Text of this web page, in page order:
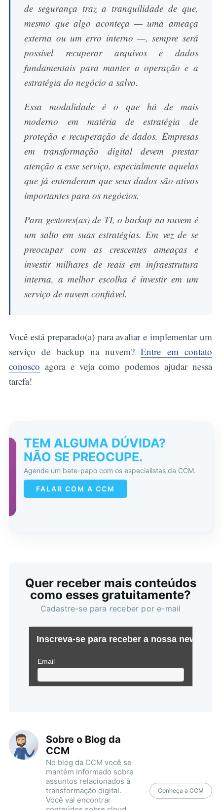
de segurança traz a tranquilidade de que,
mesmo que algo aconteça — uma ameaça
externa ou um erro interno —, sempre será
possível recuperar arquivos e dados
fundamentais para manter a operação e a
estratégia do negócio a salvo.
Essa modalidade é o que há de mais
moderno em matéria de estratégia de
proteção e recuperação de dados. Empresas
em transformação digital devem prestar
atenção a esse serviço, especialmente aquelas
que já entenderam que seus dados são ativos
importantes para os negócios.
Para gestores(as) de TI, o backup na nuvem é
um salto em suas estratégias. Em vez de se
preocupar com as crescentes ameaças e
investir milhares de reais em infraestrutura
interna, a melhor escolha é investir em um
serviço de nuvem confiável.
Você está preparado(a) para avaliar e implementar um
serviço de backup na nuvem?Entre em contato
conosco agora e veja como podemos ajudar nessa
tarefa!
TEM ALGUMA DÚVIDA?
NÃO SE PREOCUPE.
Agende um bate-papo com os especialistas da CCM.
FALAR COM A CCM
Quer receber mais conteúdos
como esses gratuitamente?
Cadastre-se para receber por e-mail
Sobre o Blog da
CCM
No blog da CCM você se
mantém informado sobre
assuntos relacionados à
transformação digital.
Você vai encontrar
Conheça a CCM